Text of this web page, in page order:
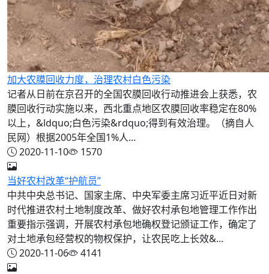
加大农膜回收力度，治理农村白色污染
记者从日前在京召开的全国农膜回收行动推进会上获悉，农
膜回收行动实施以来，西北重点地区农膜回收率稳定在80%
以上，&ldquo;白色污染&rdquo;得到有效治理。（摘自人
民网）根据2005年全国1%人...
2020-11-10
1570
当好农村改革“护航员”
中共中央总书记、国家主席、中央军委主席习近平近日对新
时代推进农村土地制度改革、做好农村承包地管理工作作出
重要指示强调，开展农村承包地确权登记颁证工作，确定了
对土地承包经营权的物权保护，让农民吃上长效&...
2020-11-06
4141